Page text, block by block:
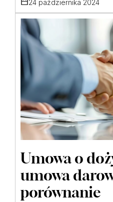
24 października 2024
Umowa o
umowa
porównanie